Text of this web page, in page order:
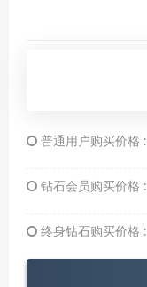
普通用户购买价格 :
钻石会员购买价格 :
终身钻石购买价格 :